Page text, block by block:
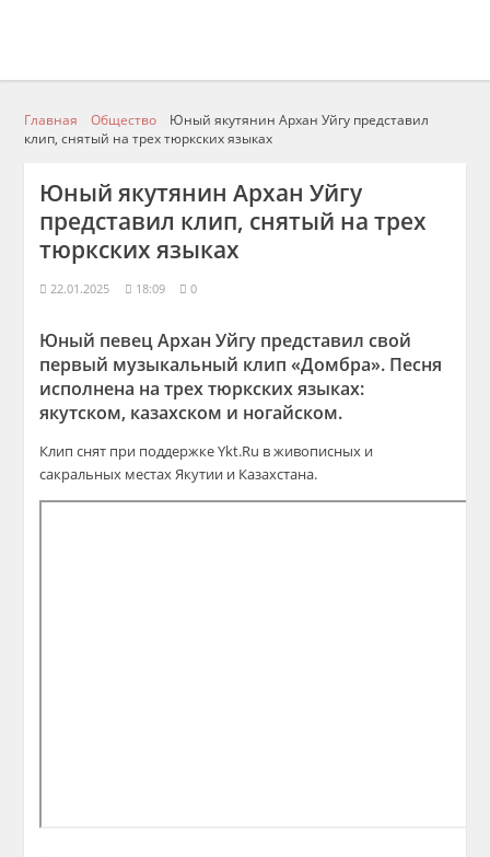
Главная Общество
Юный якутянин Архан Уйгу представил
клип, снятый на трех тюркских языках
Юный якутянин Архан Уйгу
представил клип, снятый на трех
тюркских языках
22.01.2025 18:09 0
Юный певец Архан Уйгу представил свой
первый музыкальный клип «Домбра». Песня
исполнена на трех тюркских языках:
якутском, казахском и ногайском.
Клип снят при поддержке Ykt.Ru в живописных и
сакральных местах Якутии и Казахстана.